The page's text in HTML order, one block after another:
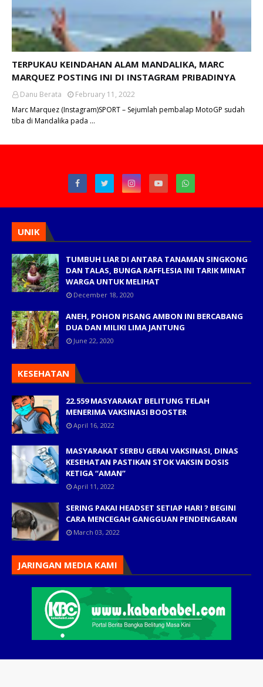
TERPUKAU KEINDAHAN ALAM MANDALIKA, MARC
MARQUEZ POSTING INI DI INSTAGRAM PRIBADINYA
Danu Berata
February 11, 2022
Marc Marquez (Instagram)SPORT – Sejumlah pembalap MotoGP sudah
tiba di Mandalika pada …
UNIK
TUMBUH LIAR DI ANTARA TANAMAN SINGKONG
DAN TALAS, BUNGA RAFFLESIA INI TARIK MINAT
WARGA UNTUK MELIHAT
December 18, 2020
ANEH, POHON PISANG AMBON INI BERCABANG
DUA DAN MILIKI LIMA JANTUNG
June 22, 2020
KESEHATAN
22.559 MASYARAKAT BELITUNG TELAH
MENERIMA VAKSINASI BOOSTER
April 16, 2022
MASYARAKAT SERBU GERAI VAKSINASI, DINAS
KESEHATAN PASTIKAN STOK VAKSIN DOSIS
KETIGA “AMAN”
April 11, 2022
SERING PAKAI HEADSET SETIAP HARI ? BEGINI
CARA MENCEGAH GANGGUAN PENDENGARAN
March 03, 2022
JARINGAN MEDIA KAMI